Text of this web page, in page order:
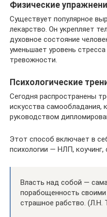
Физические
Существует популярное
лекарство. Он укрепляет
духовное состояние
уменьшает уровень
тревожности.
Психологические
Сегодня распространены
искусства самообладания,
руководством
Этот способ включает в
психологии — НЛП, коучинг,
Власть над собой —
порабощенность
страшное рабство. (Л.Н.